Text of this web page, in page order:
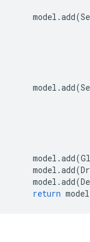
model .add(
model .add(
model .add(
model .add(
model .add(
return model